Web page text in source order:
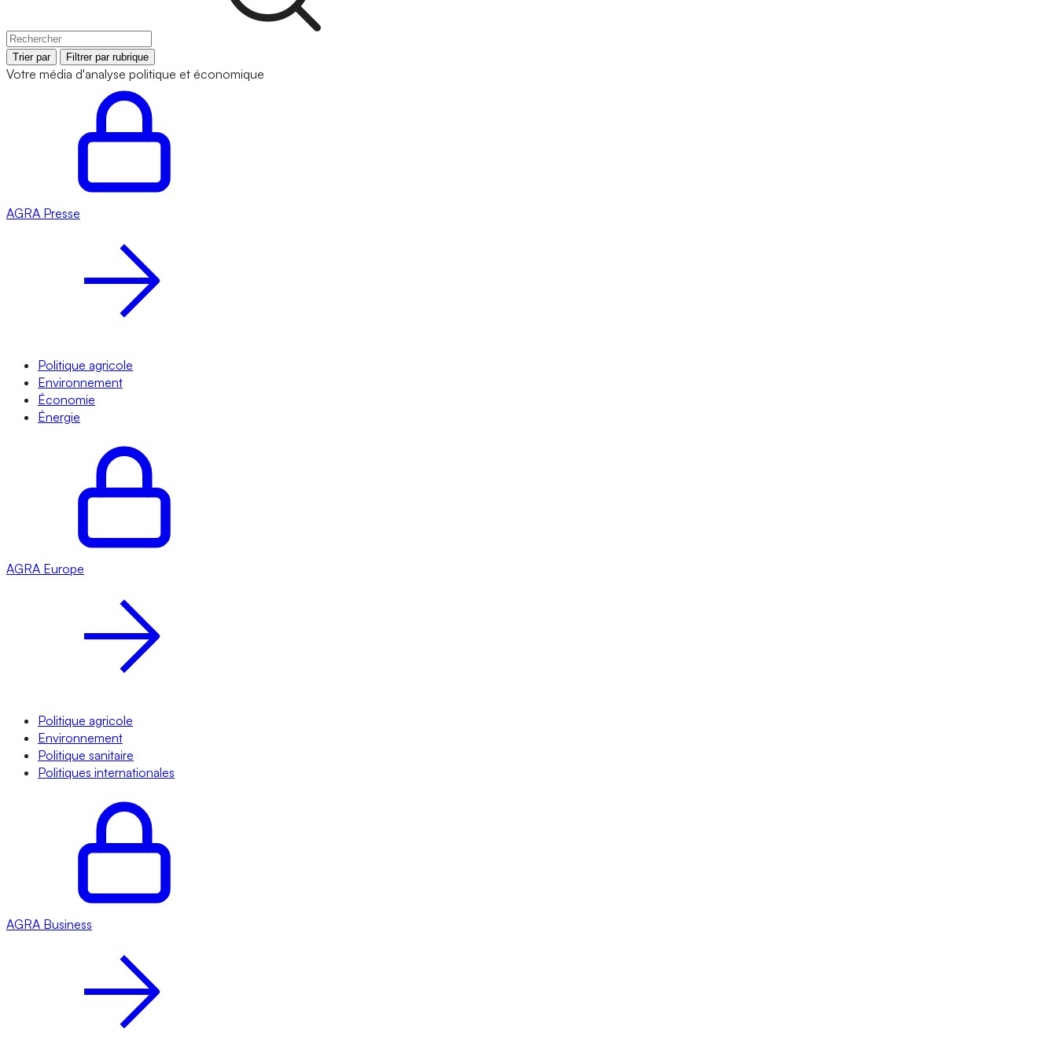
Trier par Filtrer par rubrique
Votre média d'analyse politique et économique
AGRA Presse
Politique agricole
Environnement
Économie
Énergie
AGRA Europe
Politique agricole
Environnement
Politique sanitaire
Politiques internationales
AGRA Business